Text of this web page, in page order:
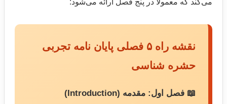
می‌کند که معمولاً در پنج فصل ارائه می‌شود:
نقشه راه ۵ فصلی پایان نامه تجربی
حشره شناسی
📖 فصل اول: مقدمه (Introduction)